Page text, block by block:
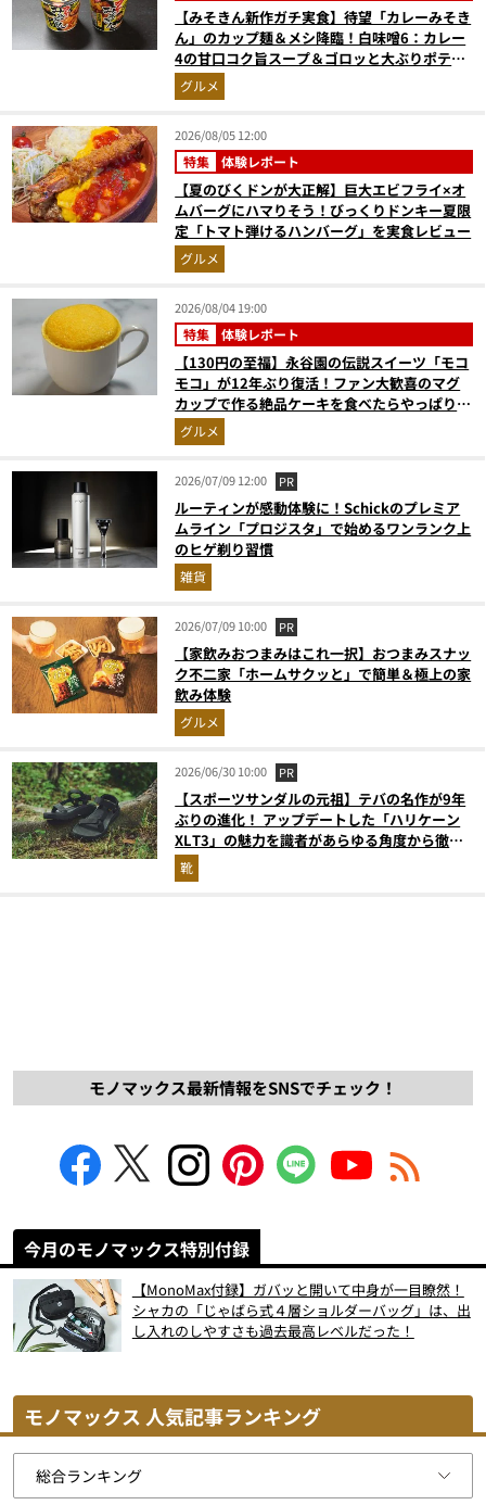
【みそきん新作ガチ実食】待望「カレーみそき
ん」のカップ麺＆メシ降臨！白味噌6：カレー
4の甘口コク旨スープ＆ゴロッと大ぶりポテト
に歓喜
グルメ
2026/08/05 12:00
特集 体験レポート
【夏のびくドンが大正解】巨大エビフライ×オ
ムバーグにハマりそう！びっくりドンキー夏限
定「トマト弾けるハンバーグ」を実食レビュー
グルメ
2026/08/04 19:00
特集 体験レポート
【130円の至福】永谷園の伝説スイーツ「モコ
モコ」が12年ぶり復活！ファン大歓喜のマグ
カップで作る絶品ケーキを食べたらやっぱり最
高にウマかった
グルメ
2026/07/09 12:00 PR
ルーティンが感動体験に！Schickのプレミア
ムライン「プロジスタ」で始めるワンランク上
のヒゲ剃り習慣
雑貨
2026/07/09 10:00 PR
【家飲みおつまみはこれ一択】おつまみスナッ
ク不二家「ホームサクッと」で簡単＆極上の家
飲み体験
グルメ
2026/06/30 10:00 PR
【スポーツサンダルの元祖】テバの名作が9年
ぶりの進化！ アップデートした「ハリケーン
XLT3」の魅力を識者があらゆる角度から徹底
解説！
靴
モノマックス最新情報をSNSでチェック！
今月のモノマックス特別付録
【MonoMax付録】ガバッと開いて中身が一目瞭然！
シャカの「じゃばら式４層ショルダーバッグ」は、出
し入れのしやすさも過去最高レベルだった！
モノマックス 人気記事ランキング